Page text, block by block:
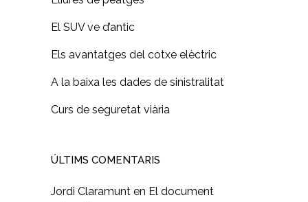
El SUV ve d’antic
Els avantatges del cotxe elèctric
A la baixa les dades de sinistralitat
Curs de seguretat viària
ÚLTIMS COMENTARIS
Jordi Claramunt en El document